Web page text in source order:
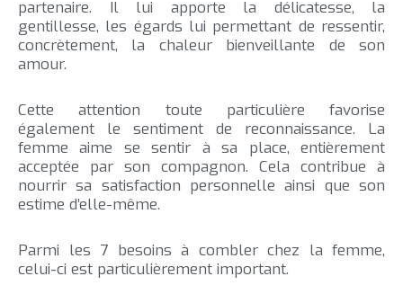
partenaire. Il lui apporte la délicatesse, la
gentillesse, les égards lui permettant de ressentir,
concrètement, la chaleur bienveillante de son
amour.
Cette attention toute particulière favorise
également le sentiment de reconnaissance. La
femme aime se sentir à sa place, entièrement
acceptée par son compagnon. Cela contribue à
nourrir sa satisfaction personnelle ainsi que son
estime d’elle-même.
Parmi les 7 besoins à combler chez la femme,
celui-ci est particulièrement important.